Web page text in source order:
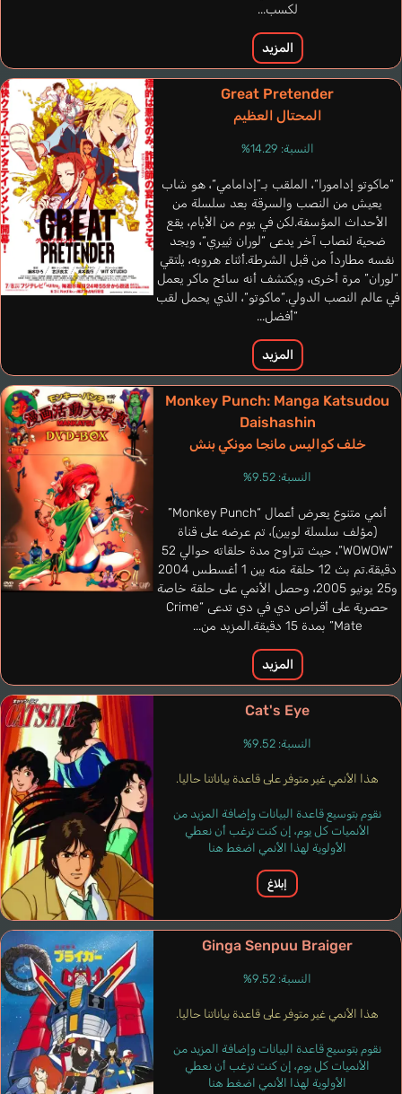
Naya Gorou
Prieto
Consoli Enzo
إيطالي
José Francisco
Messe Patrick
فرنسي
Doug
إنجليزي
Baron
Nakata Kouji
Barney Jean
فرنسي
Longo Germano
إيطالي
Baldini Rodolfo
إيطالي
Cap
Arai Kazuo
لكسب...
المزيد
Great Pretender
المحتال العظيم
النسبة: 14.29%
“ماكوتو إدامورا“، الملقب بـ”إدامامي“، هو شاب
يعيش من النصب والسرقة بعد سلسلة من
الأحداث المؤسفة.لكن في يوم من الأيام، يقع
ضحية لنصاب آخر يدعى “لوران ثييري“، ويجد
نفسه مطارداً من قبل الشرطة.أثناء هروبه، يلتقي
“لوران” مرة أخرى، ويكتشف أنه سائح ماكر يعمل
في عالم النصب الدولي.“ماكوتو“، الذي يحمل لقب
“أفضل...
المزيد
Monkey Punch: Manga Katsudou
Daishashin
خلف كواليس مانجا مونكي بنش
النسبة: 9.52%
أنمي متنوع يعرض أعمال “Monkey Punch”
(مؤلف سلسلة لوبين)، تم عرضه على قناة
“WOWOW“، حيث تتراوح مدة حلقاته حوالي 52
دقيقة.تم بث 12 حلقة منه بين 1 أغسطس 2004
و25 يونيو 2005، وحصل الأنمي على حلقة خاصة
حصرية على أقراص دي في دي تدعى “Crime
Mate” بمدة 15 دقيقة.المزيد من...
المزيد
Cat's Eye
النسبة: 9.52%
هذا الأنمي غير متوفر على قاعدة بياناتنا حاليا.
نقوم بتوسيع قاعدة البيانات وإضافة المزيد من
الأنميات كل يوم، إن كنت ترغب أن نعطي
الأولوية لهذا الأنمي اضغط هنا
إبلاغ
Ginga Senpuu Braiger
النسبة: 9.52%
هذا الأنمي غير متوفر على قاعدة بياناتنا حاليا.
نقوم بتوسيع قاعدة البيانات وإضافة المزيد من
الأنميات كل يوم، إن كنت ترغب أن نعطي
الأولوية لهذا الأنمي اضغط هنا